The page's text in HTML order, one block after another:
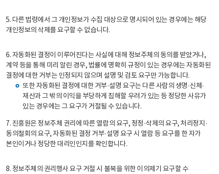
5. 다른 법령에서 그 개인정보가 수집 대상으로 명시되어 있는 경우에는 해당
개인정보의 삭제를 요구할 수 없습니다.
6. 자동화된 결정이 이루어진다는 사실에 대해 정보주체의 동의를 받았거나,
계약 등을 통해 미리 알린 경우, 법률에 명확히 규정이 있는 경우에는 자동화된
결정에 대한 거부는 인정되지 않으며 설명 및 검토 요구만 가능합니다.
또한 자동화된 결정에 대한 거부·설명 요구는 다른 사람의 생명·신체·
재산과 그 밖의 이익을 부당하게 침해할 우려가 있는 등 정당한 사유가
있는 경우에는 그 요구가 거절될 수 있습니다.
7. 진흥원은 정보주체 권리에 따른 열람의 요구, 정정·삭제의 요구, 처리정지·
동의철회의 요구, 자동화된 결정 거부·설명 요구 시 열람 등 요구를 한 자가
본인이거나 정당한 대리인인지를 확인합니다.
8. 정보주체의 권리행사 요구 거절 시 불복을 위한 이의제기 요구할 수